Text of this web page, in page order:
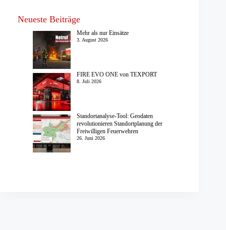
Neueste Beiträge
Mehr als nur Einsätze
3. August 2026
FIRE EVO ONE von TEXPORT
8. Juli 2026
Standortanalyse-Tool: Geodaten
revolutionieren Standortplanung der
Freiwilligen Feuerwehren
26. Juni 2026